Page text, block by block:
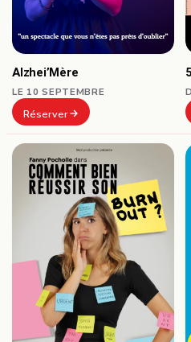
Alzhei’Mère
LE 10 SEPTEMBRE
Réserver